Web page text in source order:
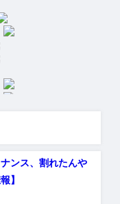
ンス、割れたんや
】